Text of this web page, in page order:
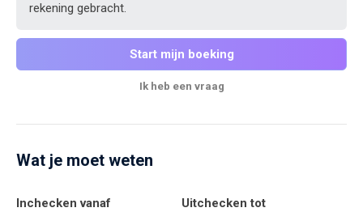
rekening gebracht.
Start mijn boeking
Ik heb een vraag
Wat je moet weten
Inchecken vanaf
Uitchecken tot